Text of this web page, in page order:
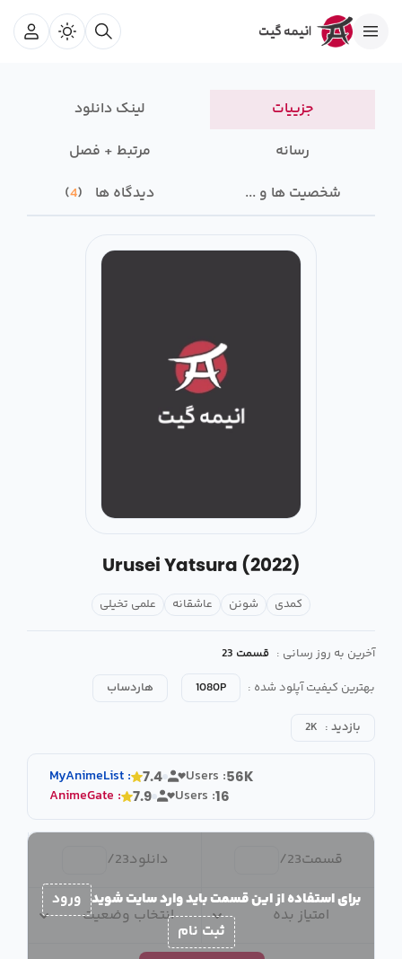
جزییات
لینک دانلود
رسانه‌
مرتبط + فصل
شخصیت ها و ...
دیدگاه ها 4
Urusei Yatsura (2022)
کمدی شونن عاشقانه علمی تخیلی
آخرین به روز رسانی : قسمت 23
بهترین کیفیت آپلود شده :
1080P هاردساب
بازدید : 2K
MyAnimeList : 7.4 Users :56K
AnimeGate : 7.9 Users :16
قسمت23
/ دانلود23
/
امتیاز بده انتخاب وضعیت
برای استفاده از این قسمت باید وارد سایت شوید ورود
ثبت نام